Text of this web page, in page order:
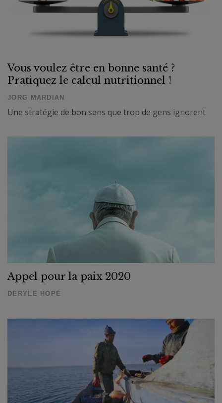
Vous voulez être en bonne santé ?
Pratiquez le calcul nutritionnel !
JORG MARDIAN
Une stratégie de bon sens que trop de gens ignorent
Appel pour la paix 2020
DERYLE HOPE